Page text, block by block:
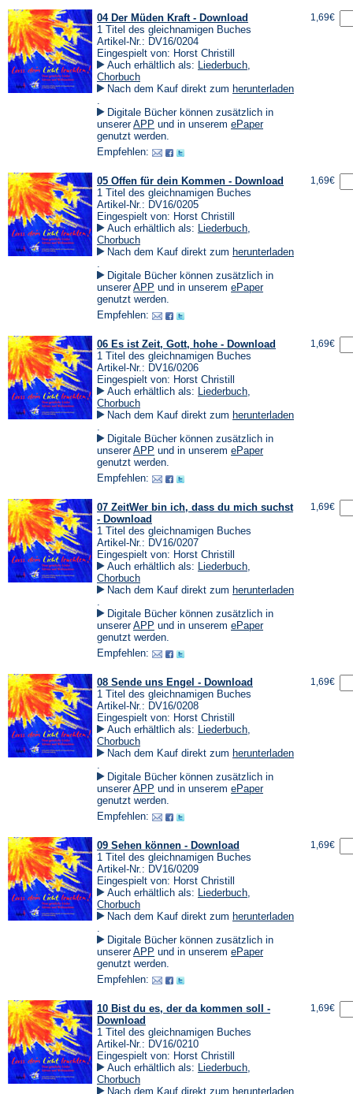
04 Der Müden Kraft - Download
1 Titel des gleichnamigen Buches
Artikel-Nr.: DV16/0204
Eingespielt von: Horst Christill
Auch erhältlich als: Liederbuch,
Chorbuch
Nach dem Kauf direkt zum herunterladen
in
einem
neuen
Tab)
.
Digitale Bücher können zusätzlich in
unsererAPP (Öffnet
in
neuen
und in unserem ePaper(Öffnet
genutzt werden.
Empfehlen:
1,69€
05 Offen für dein Kommen - Download
1 Titel des gleichnamigen Buches
Artikel-Nr.: DV16/0205
Eingespielt von: Horst Christill
Auch erhältlich als: Liederbuch,
Chorbuch
Nach dem Kauf direkt zum herunterladen
in
einem
neuen
Tab)
.
Digitale Bücher können zusätzlich in
unsererAPP (Öffnet
in
neuen
und in unserem ePaper(Öffnet
genutzt werden.
Empfehlen:
1,69€
06 Es ist Zeit, Gott, hohe - Download
1 Titel des gleichnamigen Buches
Artikel-Nr.: DV16/0206
Eingespielt von: Horst Christill
Auch erhältlich als: Liederbuch,
Chorbuch
Nach dem Kauf direkt zum herunterladen
in
einem
neuen
Tab)
.
Digitale Bücher können zusätzlich in
unsererAPP (Öffnet
in
neuen
und in unserem ePaper(Öffnet
genutzt werden.
Empfehlen:
1,69€
07 ZeitWer bin ich, dass du mich suchst
- Download
1 Titel des gleichnamigen Buches
Artikel-Nr.: DV16/0207
Eingespielt von: Horst Christill
Auch erhältlich als: Liederbuch,
Chorbuch
Nach dem Kauf direkt zum herunterladen
in
einem
neuen
Tab)
.
Digitale Bücher können zusätzlich in
unsererAPP (Öffnet
in
neuen
und in unserem ePaper(Öffnet
genutzt werden.
Empfehlen:
1,69€
08 Sende uns Engel - Download
1 Titel des gleichnamigen Buches
Artikel-Nr.: DV16/0208
Eingespielt von: Horst Christill
Auch erhältlich als: Liederbuch,
Chorbuch
Nach dem Kauf direkt zum herunterladen
in
einem
neuen
Tab)
.
Digitale Bücher können zusätzlich in
unsererAPP (Öffnet
in
neuen
und in unserem ePaper(Öffnet
genutzt werden.
Empfehlen:
1,69€
09 Sehen können - Download
1 Titel des gleichnamigen Buches
Artikel-Nr.: DV16/0209
Eingespielt von: Horst Christill
Auch erhältlich als: Liederbuch,
Chorbuch
Nach dem Kauf direkt zum herunterladen
in
einem
neuen
Tab)
.
Digitale Bücher können zusätzlich in
unsererAPP (Öffnet
in
neuen
und in unserem ePaper(Öffnet
genutzt werden.
Empfehlen:
1,69€
10 Bist du es, der da kommen soll -
Download
1 Titel des gleichnamigen Buches
Artikel-Nr.: DV16/0210
Eingespielt von: Horst Christill
Auch erhältlich als: Liederbuch,
Chorbuch
Nach dem Kauf direkt zum herunterladen
1,69€